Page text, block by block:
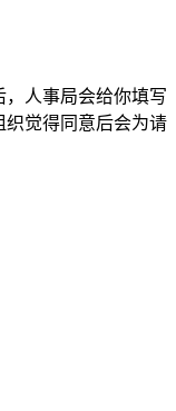
人事局会给你填写
织觉得同意后会为请